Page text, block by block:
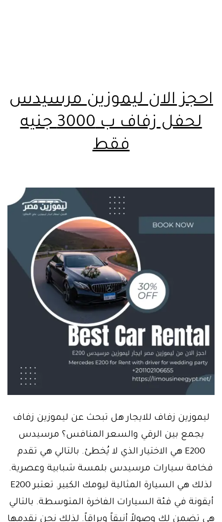
احجز الان ليموزين مرسيدس
لحفل زفاف ب 3000 جنيه
فقط
ليموزين زفاف للايجار هل تبحث عن ليموزين زفاف
يجمع بين الرقي والسعر المنافس؟ مرسيدس
E200 هي الاختيار الذي لا يُخطئ. بالتالي هي تقدم
فخامة سيارات مرسيدس بلمسة شبابية وعصرية.
لذلك هي السيارة المثالية ليومك الكبير. تعتبر E200
أيقونة في فئة السيارات الفاخرة المتوسطة. بالتالي
هي تضمن لك وصولاً أنيقاً وبراقاً. لذلك نحن نقدمها